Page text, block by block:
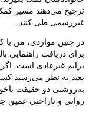
ترجیح می‌دهند مسیر
غیررسمی طی کنند.
در چنین مواردی، من با
برای دریافت راهنمایی
برایم غیرعادی است.
بعید به نظر می‌رسید
به‌روشنی دو حقیقت
روانی و ناراحتی